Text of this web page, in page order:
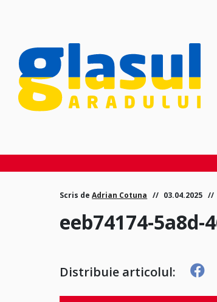
Scris deAdrian Cotuna 03.04.2025
eeb74174-5a8d-
Distribuie articolul: